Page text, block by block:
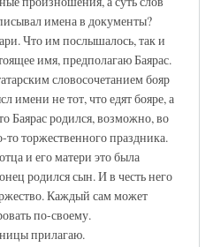
имена в документы?
Что им послышалось, так и
имя, предполагаю Баярас.
словосочетанием бояр
имени не тот, что едят бояре, а
Баярас родился, возможно, во
то торжественного праздника.
и его матери это была
родился сын. И в честь него
Каждый сам может
по-своему.
прилагаю.